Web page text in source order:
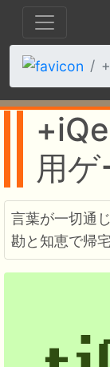
用ゲ
言葉が一切通
勘と知恵で帰